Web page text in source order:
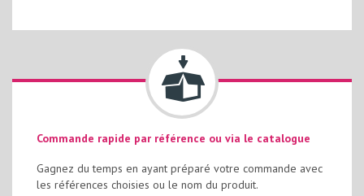
Commande rapide par référence ou via le catalogue
Gagnez du temps en ayant préparé votre commande avec
les références choisies ou le nom du produit.